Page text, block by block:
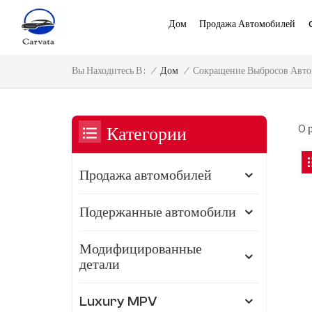
Дом Продажа Автомобилей
Вы Находитесь В : / Дом / Сокращение Выбросов
0
Категории
Продажа автомобилей
Подержанные автомобили
Модифицированные
детали
Luxury MPV